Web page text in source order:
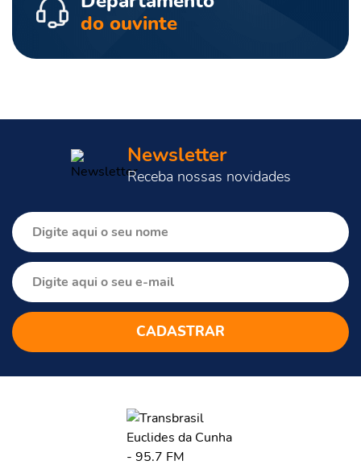
do ouvinte
Newsletter
Receba nossas novidades